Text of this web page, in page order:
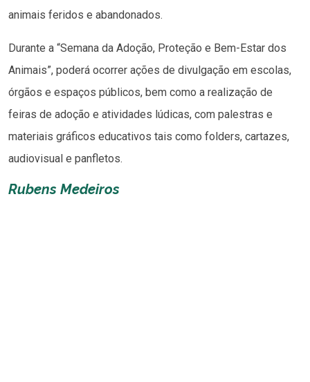
animais feridos e abandonados.
Durante a “Semana da Adoção, Proteção e Bem-Estar dos
Animais”, poderá ocorrer ações de divulgação em escolas,
órgãos e espaços públicos, bem como a realização de
feiras de adoção e atividades lúdicas, com palestras e
materiais gráficos educativos tais como folders, cartazes,
audiovisual e panfletos.
Rubens Medeiros